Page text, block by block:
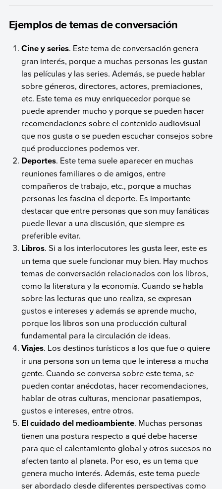
Ejemplos de temas de conversación
Cine y series. Este tema de conversación genera
gran interés, porque a muchas personas les gustan
las películas y las series. Además, se puede hablar
sobre géneros, directores, actores, premiaciones,
etc. Este tema es muy enriquecedor porque se
puede aprender mucho y porque se pueden hacer
recomendaciones sobre el contenido audiovisual
que nos gusta o se pueden escuchar consejos sobre
qué producciones podemos ver.
Deportes. Este tema suele aparecer en muchas
reuniones familiares o de amigos, entre
compañeros de trabajo, etc., porque a muchas
personas les fascina el deporte. Es importante
destacar que entre personas que son muy fanáticas
puede llevar a una discusión, que siempre es
preferible evitar.
Libros. Si a los interlocutores les gusta leer, este es
un tema que suele funcionar muy bien. Hay muchos
temas de conversación relacionados con los libros,
como la literatura y la economía. Cuando se habla
sobre las lecturas que uno realiza, se expresan
gustos e intereses y además se aprende mucho,
porque los libros son una producción cultural
fundamental para la circulación de ideas.
Viajes. Los destinos turísticos a los que fue o quiere
ir una persona son un tema que le interesa a mucha
gente. Cuando se conversa sobre este tema, se
pueden contar anécdotas, hacer recomendaciones,
hablar de otras culturas, mencionar pasatiempos,
gustos e intereses, entre otros.
El cuidado del medioambiente. Muchas personas
tienen una postura respecto a qué debe hacerse
para que el calentamiento global y otros sucesos no
afecten tanto al planeta. Por eso, es un tema que
genera mucho interés. Además, este tema puede
ser abordado desde diferentes perspectivas como